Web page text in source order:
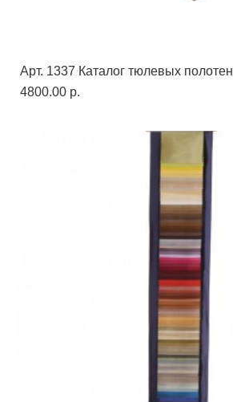
Арт. 1337 Каталог тюлевых полотен
4800.00 p.